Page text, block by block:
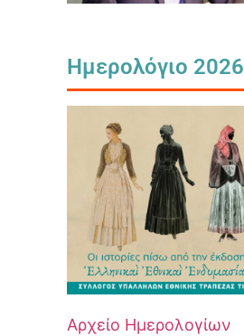
Ημερολόγιο 2026
Αρχείο Ημερολογίων